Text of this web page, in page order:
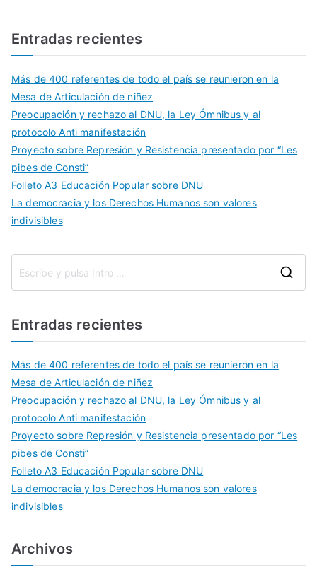
Entradas recientes
Más de 400 referentes de todo el país se reunieron en la
Mesa de Articulación de niñez
Preocupación y rechazo al DNU, la Ley Ómnibus y al
protocolo Anti manifestación
Proyecto sobre Represión y Resistencia presentado por “Les
pibes de Consti”
Folleto A3 Educación Popular sobre DNU
La democracia y los Derechos Humanos son valores
indivisibles
Entradas recientes
Más de 400 referentes de todo el país se reunieron en la
Mesa de Articulación de niñez
Preocupación y rechazo al DNU, la Ley Ómnibus y al
protocolo Anti manifestación
Proyecto sobre Represión y Resistencia presentado por “Les
pibes de Consti”
Folleto A3 Educación Popular sobre DNU
La democracia y los Derechos Humanos son valores
indivisibles
Archivos